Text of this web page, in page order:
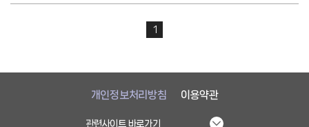
1
개인정보처리방침 이용약관
관련사이트 바로가기